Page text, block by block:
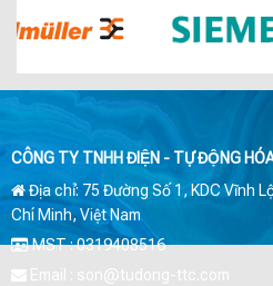
CÔNG TY TNHH ĐIỆN - TỰ ĐỘNG
Địa chỉ: 75 Đường Số 1, KDC Vĩnh
Chí Minh, Việt Nam
MST : 0319408516
Email : son@tudong-ttc.com